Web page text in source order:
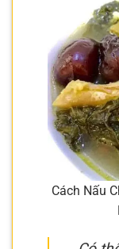
Cách Nấu